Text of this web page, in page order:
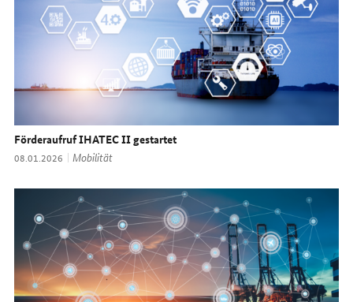
Förderaufruf IHATEC II gestartet
Datum:
08.01.2026 Thema:
Mobilität